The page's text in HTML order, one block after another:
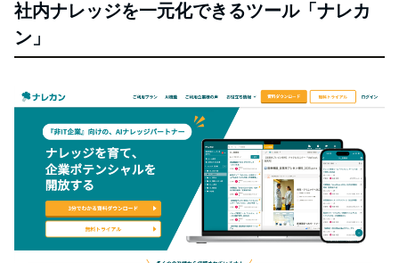
社内ナレッジを一元化できるツール「ナレカ
ン」